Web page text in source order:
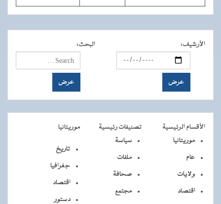
الأرشيف: البحث:
الأقسام الرئيسية تصنيفات رئيسية
موريتانيا
موريتانيا
عام
ولايات
اقتصاد
سياسة
ملفات
صحافة
مجتمع
تاريخ
جغرافيا
اقتصاد
دستور